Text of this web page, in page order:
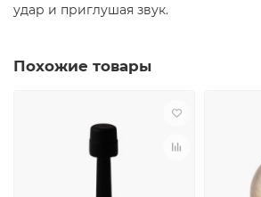
удар и приглушая звук.
Похожие товары